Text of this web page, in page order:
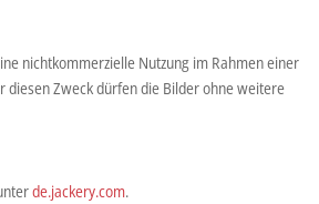
nichtkommerzielle Nutzung im Rahmen einer
Zweck dürfen die Bilder ohne weitere
de.jackery.com.